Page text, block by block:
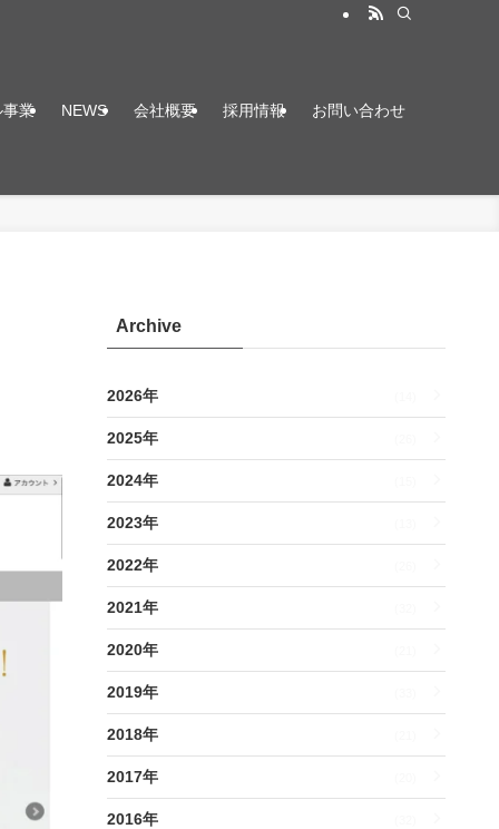
事業 NEWS 会社概要 採用情報 お問い合わせ
Archive
2026年
2025年
2024年
2023年
2022年
2021年
2020年
2019年
2018年
2017年
2016年